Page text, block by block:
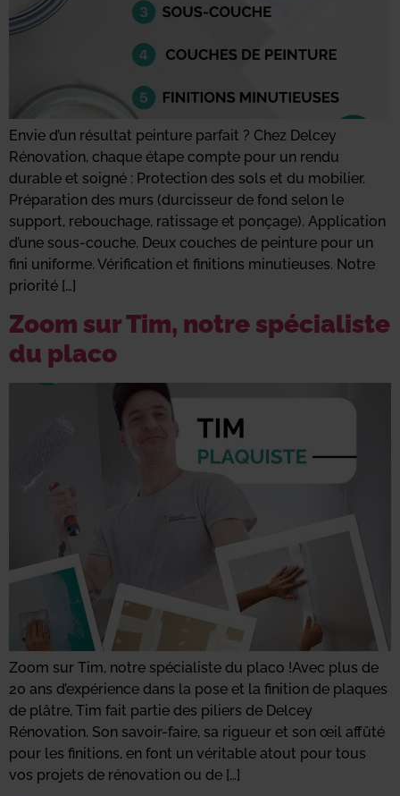
Envie d’un résultat peinture parfait ? Chez Delcey
Rénovation, chaque étape compte pour un rendu
durable et soigné : Protection des sols et du mobilier.
Préparation des murs (durcisseur de fond selon le
support, rebouchage, ratissage et ponçage). Application
d’une sous-couche. Deux couches de peinture pour un
fini uniforme. Vérification et finitions minutieuses. Notre
priorité […]
Zoom sur Tim, notre spécialiste
du placo
Zoom sur Tim, notre spécialiste du placo !Avec plus de
20 ans d’expérience dans la pose et la finition de plaques
de plâtre, Tim fait partie des piliers de Delcey
Rénovation. Son savoir-faire, sa rigueur et son œil affûté
pour les finitions, en font un véritable atout pour tous
vos projets de rénovation ou de […]